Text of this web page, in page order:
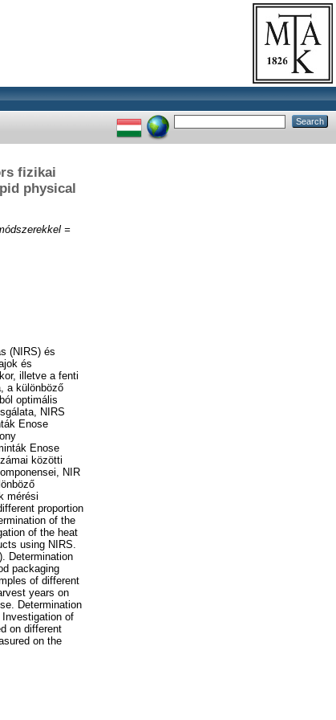
fizikai
physical
=
(NIRS) és
és
illetve a fenti
a különböző
optimális
NIRS
Enose
Enose
közötti
NIR
mérési
proportion
of the
of the heat
using NIRS.
Determination
packaging
of different
years on
Determination
of
on different
on the